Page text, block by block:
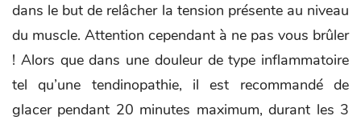
dans le but de relâcher la tension présente au niveau
du muscle. Attention cependant à ne pas vous brûler
! Alors que dans une douleur de type inflammatoire
tel qu’une tendinopathie, il est recommandé de
glacer pendant 20 minutes maximum, durant les 3